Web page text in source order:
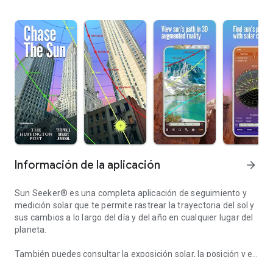
Información de la aplicación arrow_forward
Sun Seeker® es una completa aplicación de seguimiento y
medición solar que te permite rastrear la trayectoria del sol y
sus cambios a lo largo del día y del año en cualquier lugar del
planeta.
También puedes consultar la exposición solar, la posición y el